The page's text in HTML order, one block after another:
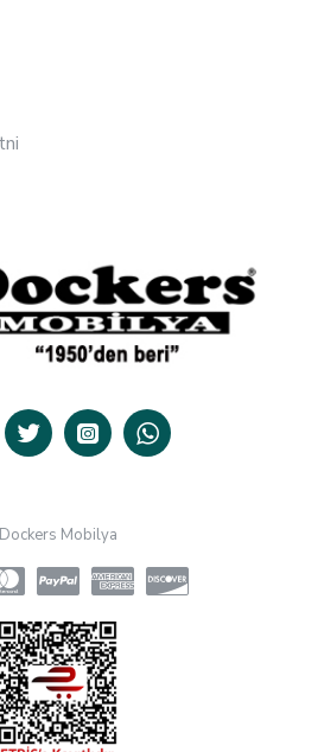
Dockers Mobilya